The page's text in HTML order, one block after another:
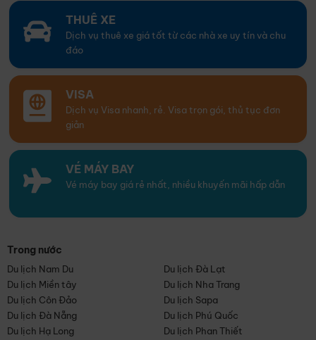
THUÊ XE
Dịch vụ thuê xe giá tốt từ các nhà xe uy tín và chu
đáo
VISA
Dịch vụ Visa nhanh, rẻ. Visa trọn gói, thủ tục đơn
giản
VÉ MÁY BAY
Vé máy bay giá rẻ nhất, nhiều khuyến mãi hấp dẫn
Trong nước
Du lịch Nam Du
Du lịch Đà Lạt
Du lịch Miền tây
Du lịch Nha Trang
Du lịch Côn Đảo
Du lịch Sapa
Du lịch Đà Nẵng
Du lịch Phú Quốc
Du lịch Hạ Long
Du lịch Phan Thiết